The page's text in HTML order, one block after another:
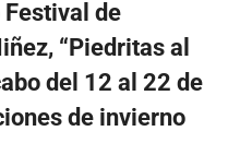
de
“Piedritas al
del 12 al 22 de
de invierno